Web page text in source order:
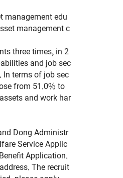
management edu
management c
three times, in 2
and job sec
In terms of job sec
from 51.0% to
and work har
Dong Administr
Service Applic
Application.
The recruit